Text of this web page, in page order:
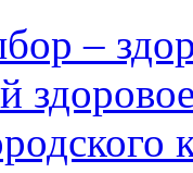
–